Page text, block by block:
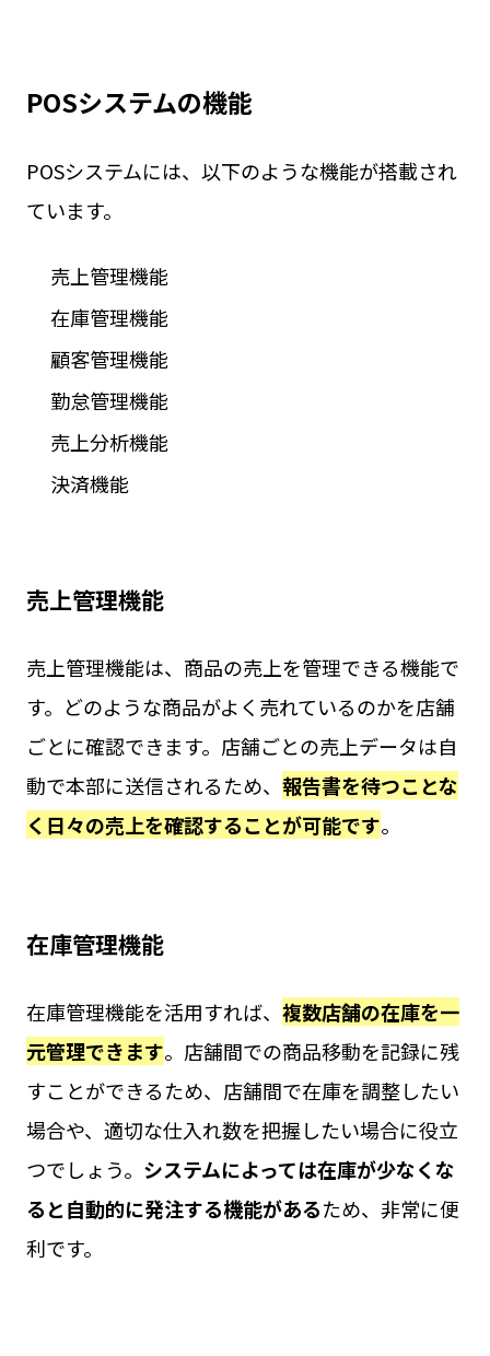
POSシステムの機能
POSシステムには、以下のような機能が搭載され
ています。
売上管理機能
在庫管理機能
顧客管理機能
勤怠管理機能
売上分析機能
決済機能
売上管理機能
売上管理機能は、商品の売上を管理できる機能で
す。どのような商品がよく売れているのかを店舗
ごとに確認できます。店舗ごとの売上データは自
動で本部に送信されるため、 報告書を待つことな
く日々の売上を確認することが可能です。
在庫管理機能
在庫管理機能を活用すれば、 複数店舗の在庫を一
元管理できます。店舗間での商品移動を記録に残
すことができるため、店舗間で在庫を調整したい
場合や、適切な仕入れ数を把握したい場合に役立
つでしょう。 システムによっては在庫が少なくな
ると自動的に発注する機能があるため、非常に便
利です。